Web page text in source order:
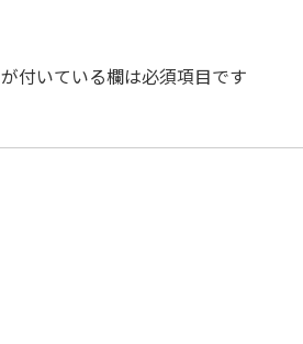
が付いている欄は必須項目です